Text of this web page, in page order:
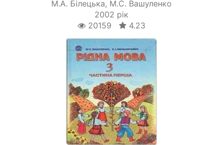
М.А. Білецька, М.С. Вашуленко
2002 рік
20159
4.23